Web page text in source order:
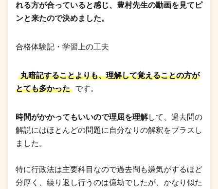
れる方が合っていると感じ、豊村先生の動画を見てピ
ンと来たので決めました。
合格体験記・学習上の工夫
丸暗記することよりも、理解して覚えることの方が
とても多かった
です。
時間がかかってもいいので理屈を理解して、過去問の
解説にはほとんどの問題に自分なりの解釈をプラスし
ました。
特に行政法は主要科目なので過去問も嫌気がするほど
分厚く、繰り返し行うのは億劫でしたが、かなり似た